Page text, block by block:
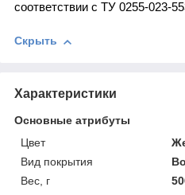
соответствии с ТУ 0255-023-
Скрыть
Характеристики
Основные атрибуты
Цвет
Вид покрытия
Вес, г